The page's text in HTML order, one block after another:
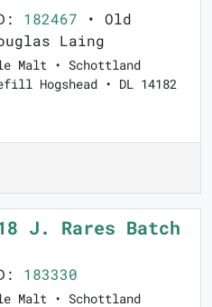
182467 • Old
Laing
Malt • Schottland
Hogshead • DL 14182
J. Rares Batch
183330
Malt • Schottland